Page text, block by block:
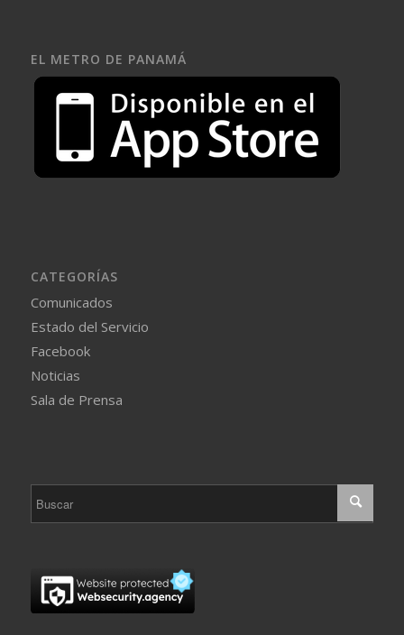
EL METRO DE PANAMÁ
CATEGORÍAS
Comunicados
Estado del Servicio
Facebook
Noticias
Sala de Prensa